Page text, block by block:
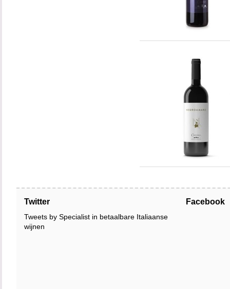
Twitter
Tweets by Specialist in betaalbare Italiaanse
wijnen
Facebook